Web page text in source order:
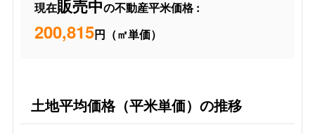
現在販売中の不動産平米価格 :
200,815円（㎡単価）
土地平均価格（平米単価）の推移